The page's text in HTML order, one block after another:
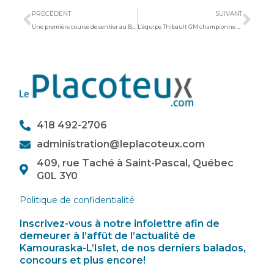
PRÉCÉDENT
Une première course de sentier au Boisé Beaupré
SUIVANT
418 492-2706
administration@leplacoteux.com
409, rue Taché à Saint-Pascal, Québec
G0L 3Y0
Politique de confidentialité
Inscrivez-vous à notre infolettre afin de
demeurer à l’affût de l’actualité de
Kamouraska-L’Islet, de nos derniers balados,
concours et plus encore!